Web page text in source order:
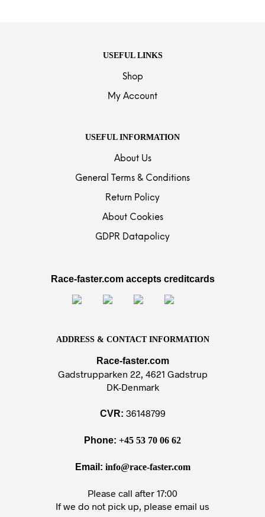
USEFUL LINKS
Shop
My Account
USEFUL INFORMATION
About Us
General Terms & Conditions
Return Policy
About Cookies
GDPR Datapolicy
Race-faster.com accepts creditcards
ADDRESS & CONTACT INFORMATION
Race-faster.com
Gadstrupparken 22, 4621 Gadstrup
DK-Denmark
CVR: 36148799
Phone: +45 53 70 06 62
Email: info@race-faster.com
Please call after 17:00
If we do not pick up, please email us